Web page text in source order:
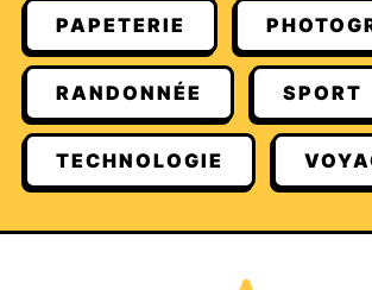
PAPETERIE
RANDONNÉE SPORT
TECHNOLOGIE